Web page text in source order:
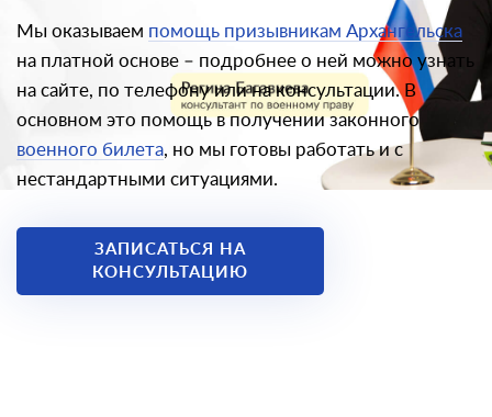
Мы оказываем помощь призывникам Архангельска
на платной основе – подробнее о ней можно узнать
на сайте, по телефону или на консультации. В
основном это помощь в получении законного
военного билета, но мы готовы работать и с
нестандартными ситуациями.
ЗАПИСАТЬСЯ НА
КОНСУЛЬТАЦИЮ